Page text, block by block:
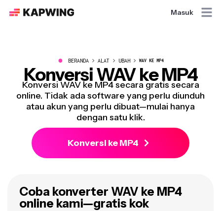
Masuk
● BERANDA ALAT UBAH WAV KE MP4
Konversi WAV ke MP4
Konversi WAV ke MP4 secara gratis secara
online. Tidak ada software yang perlu diunduh
atau akun yang perlu dibuat—mulai hanya
dengan satu klik.
Konversi ke MP4
Coba konverter WAV ke MP4
online kami—gratis kok